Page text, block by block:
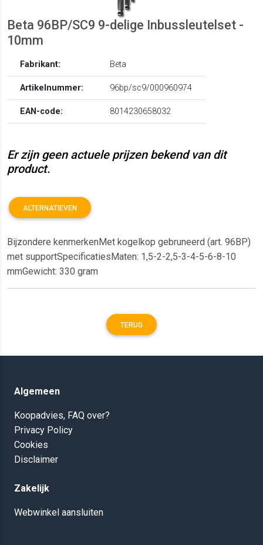
Beta 96BP/SC9 9-delige Inbussleutelset -
10mm
Fabrikant: Beta
Artikelnummer: 96bp/sc9/000960974
EAN-code: 8014230658032
Er zijn geen actuele prijzen bekend van dit
product.
ALTERNATIEVEN
Bijzondere kenmerkenMet kogelkop gebruneerd (art. 96BP)
met supportSpecificatiesMaten: 1,5-2-2,5-3-4-5-6-8-10
mmGewicht: 330 gram
TERUG
Algemeen
Koopadvies, FAQ over?
Privacy Policy
Cookies
Disclaimer
Zakelijk
Webwinkel aansluiten